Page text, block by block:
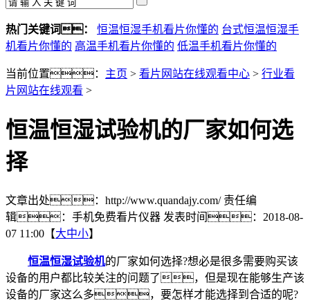
热门关键词： 恒温恒湿手机看片你懂的 台式恒温恒湿手
机看片你懂的 高温手机看片你懂的 低温手机看片你懂的
当前位置： 主页 > 看片网站在线观看中心 > 行业看
片网站在线观看 >
恒温恒湿试验机的厂家如何选
择
文章出处：http://www.quandajy.com/责任编
辑：手机免费看片仪器 发表时间：2018-08-
07 11:00【大中小】
恒温恒湿试验机的厂家如何选择?想必是很多需要购买该
设备的用户都比较关注的问题了，但是现在能够生产该
设备的厂家这么多，要怎样才能选择到合适的呢?